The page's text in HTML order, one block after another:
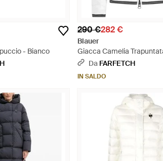
- Bianco
290 €282 €
Blauer
Giacca Camelia
Cappuccio - Bianco
Da FARFETCH
IN SALDO